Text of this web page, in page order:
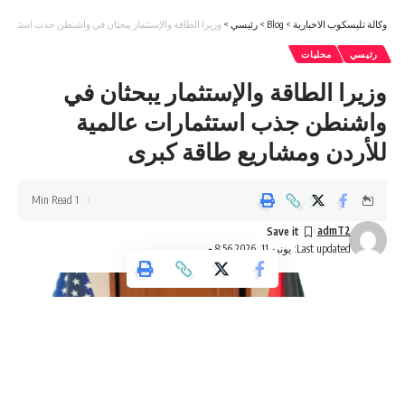
وكالة تليسكوب الاخبارية >
Blog
> رئيسي > وزيرا الطاقة والإستثمار يبحثان في واشنطن جذب
رئيسي محليات
وزيرا الطاقة والإستثمار يبحثان في
واشنطن جذب استثمارات عالمية
للأردن ومشاريع طاقة كبرى
Last updated: يونيو 11, 2026 8:56 م
admT2
1 Min Read